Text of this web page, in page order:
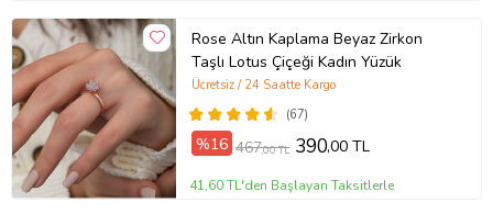
Rose Altın Kaplama Beyaz Zirkon
Taşlı Lotus Çiçeği Kadın Yüzük
(67)
Ücretsiz / 24 Saatte Kargo
%16 467,00 TL 390,00 TL
41,60 TL'den Başlayan Taksitlerle